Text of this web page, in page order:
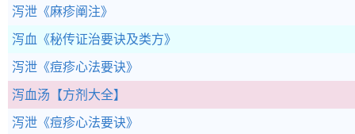
泻泄 《麻疹阐注》
泻血 《秘传证治要诀及类方》
泻泄 《痘疹心法要诀》
泻血汤 【方剂大全】
泻泄 《痘疹心法要诀》